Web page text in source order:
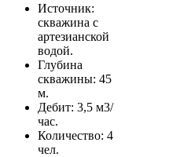
Источник:
скважина с
артезианской
водой.
Глубина
скважины: 45
м.
Дебит: 3,5 м3/
час.
Количество: 4
чел.